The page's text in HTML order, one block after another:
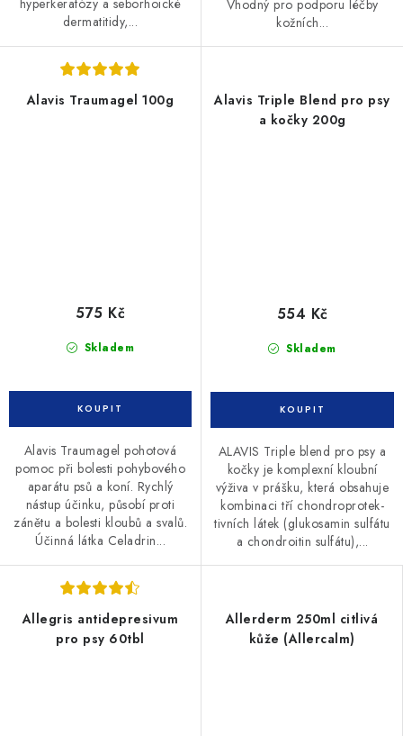
hyperkeratózy a seborhoické
dermatitidy,...
Vhodný pro podporu léčby
kožních...
Alavis Traumagel 100g
Skladem
575 Kč
Alavis Traumagel pohotová
pomoc při bolesti pohybového
aparátu psů a koní. Rychlý
nástup účinku, působí proti
zánětu a bolesti kloubů a svalů.
Účinná látka Celadrin...
Alavis Triple Blend pro psy
a kočky 200g
Skladem
554 Kč
ALAVIS Triple blend pro psy a
kočky je komplexní kloubní
výživa v prášku, která obsahuje
kombinaci tří chondroprotek­
tivních látek (glukosamin sulfátu
a chondroitin sulfátu),...
Allegris antidepresivum
pro psy 60tbl
Allerderm 250ml citlivá
kůže (Allercalm)